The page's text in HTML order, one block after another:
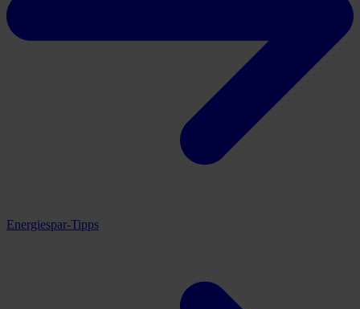
Energiespar-Tipps